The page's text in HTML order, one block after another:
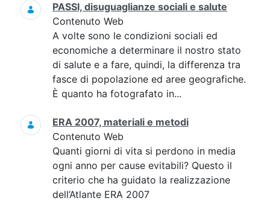
PASSI, disuguaglianze sociali e salute
Contenuto Web
A volte sono le condizioni sociali ed
economiche a determinare il nostro stato
di salute e a fare, quindi, la differenza tra
fasce di popolazione ed aree geografiche.
È quanto ha fotografato in...
ERA 2007, materiali e metodi
Contenuto Web
Quanti giorni di vita si perdono in media
ogni anno per cause evitabili? Questo il
criterio che ha guidato la realizzazione
dell’Atlante ERA 2007